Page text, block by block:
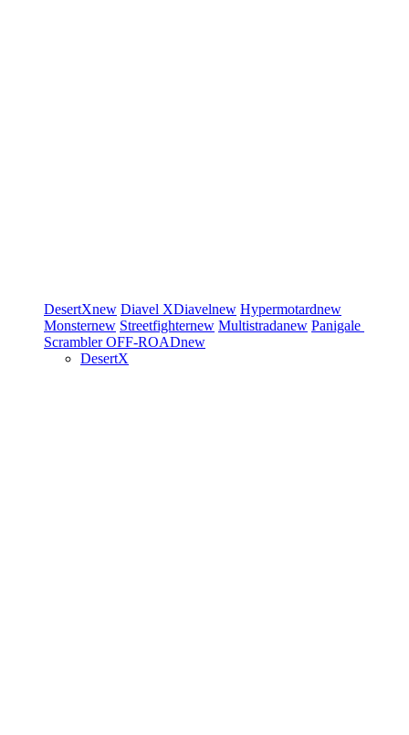
DesertXnew Diavel XDiavelnew Hypermotardnew
Monsternew Streetfighternew Multistradanew Panigale
ScramblerOFF-ROADnew
DesertX